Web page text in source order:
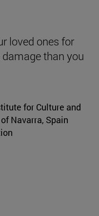
loved ones for
than you
for Culture and
Navarra, Spain